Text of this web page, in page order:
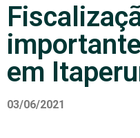
em
03/06/2021